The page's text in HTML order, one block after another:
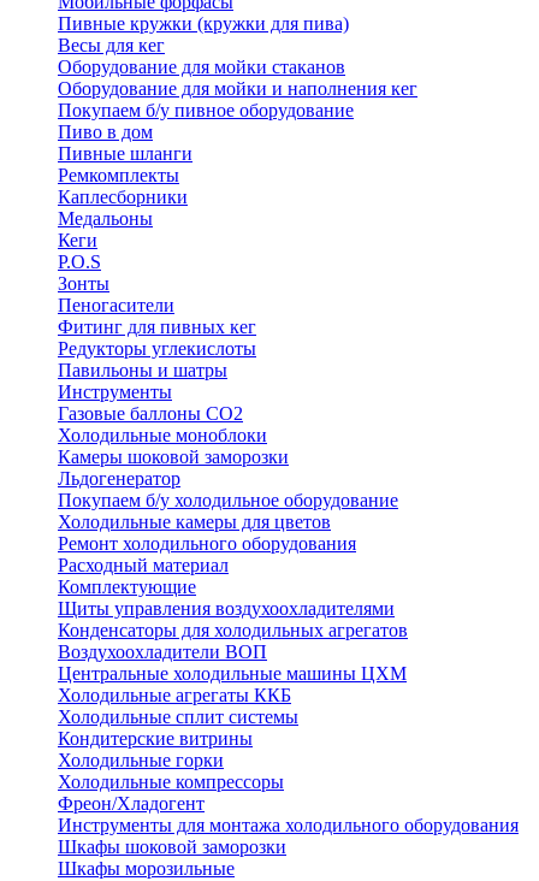
Пивные кружки (кружки для пива)
Весы для кег
Оборудование для мойки стаканов
Оборудование для мойки и наполнения кег
Покупаем б/у пивное оборудование
Пиво в дом
Пивные шланги
Ремкомплекты
Каплесборники
Медальоны
Кеги
P.O.S
Зонты
Пеногасители
Фитинг для пивных кег
Редукторы углекислоты
Павильоны и шатры
Инструменты
Газовые баллоны CO2
Холодильные моноблоки
Камеры шоковой заморозки
Льдогенератор
Покупаем б/у холодильное оборудование
Холодильные камеры для цветов
Ремонт холодильного оборудования
Расходный материал
Комплектующие
Щиты управления воздухоохладителями
Конденсаторы для холодильных агрегатов
Воздухоохладители ВОП
Центральные холодильные машины ЦХМ
Холодильные агрегаты ККБ
Холодильные cплит системы
Кондитерские витрины
Холодильные горки
Холодильные компрессоры
Фреон/Хладогент
Инструменты для монтажа холодильного оборудования
Шкафы шоковой заморозки
Шкафы морозильные